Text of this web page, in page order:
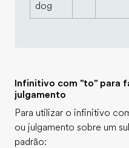
dog
Infinitivo com "to" para
julgamento
Para utilizar o infinitivo
ou julgamento sobre um
padrão: